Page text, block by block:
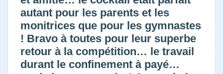
autant pour les parents et les
monitrices que pour les gymnastes
! Bravo à toutes pour leur superbe
retour à la compétition… le travail
durant le confinement à payé…